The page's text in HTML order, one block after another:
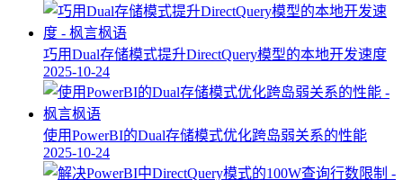
巧用Dual存储模式提升DirectQuery模型的本地开发速度
2025-10-24
使用PowerBI的Dual存储模式优化跨岛弱关系的性能
2025-10-24